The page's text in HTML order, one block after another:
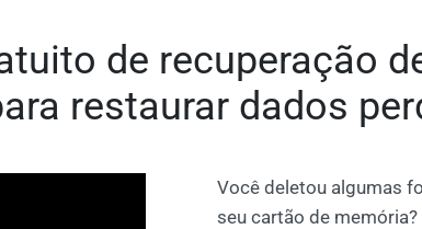
de recuperação
restaurar dados
Você deletou algumas
seu cartão de